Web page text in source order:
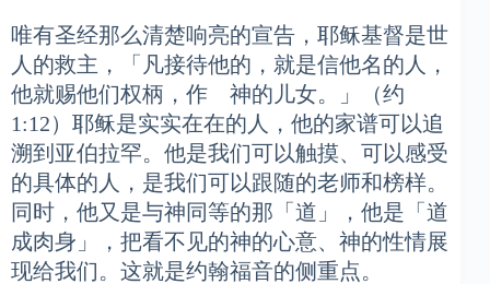
唯有圣经那么清楚响亮的宣告，耶稣基督是世
人的救主，「凡接待他的，就是信他名的人，
他就赐他们权柄，作 神的儿女。」（约
1:12）耶稣是实实在在的人，他的家谱可以追
溯到亚伯拉罕。他是我们可以触摸、可以感受
的具体的人，是我们可以跟随的老师和榜样。
同时，他又是与神同等的那「道」，他是「道
成肉身」，把看不见的神的心意、神的性情展
现给我们。这就是约翰福音的侧重点。